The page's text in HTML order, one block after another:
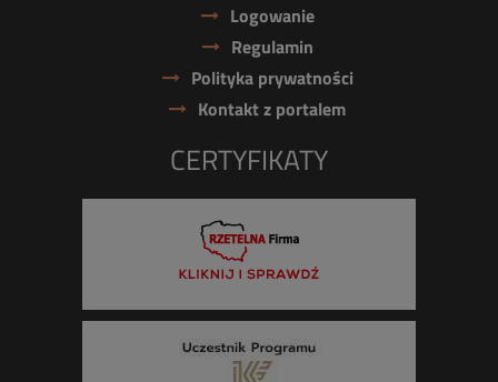
Logowanie
Regulamin
Polityka prywatności
Kontakt z portalem
CERTYFIKATY